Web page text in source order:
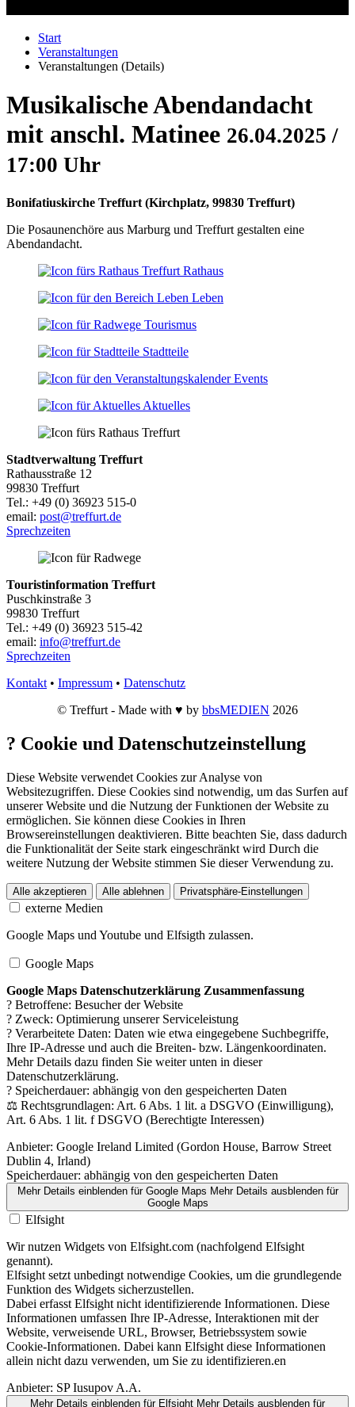
Start
Veranstaltungen
Veranstaltungen (Details)
Musikalische Abendandacht
mit anschl. Matinee 26.04.2025 /
17:00 Uhr
Bonifatiuskirche Treffurt (Kirchplatz, 99830 Treffurt)
Die Posaunenchöre aus Marburg und Treffurt gestalten eine
Abendandacht.
Rathaus
Leben
Tourismus
Stadtteile
Events
Aktuelles
Stadtverwaltung Treffurt
Rathausstraße 12
99830 Treffurt
Tel.: +49 (0) 36923 515-0
email: post@treffurt.de
Sprechzeiten
Touristinformation Treffurt
Puschkinstraße 3
99830 Treffurt
Tel.: +49 (0) 36923 515-42
email: info@treffurt.de
Sprechzeiten
Kontakt • Impressum • Datenschutz
© Treffurt - Made with ♥ by bbsMEDIEN 2026
? Cookie und Datenschutzeinstellung
Diese Website verwendet Cookies zur Analyse von
Websitezugriffen. Diese Cookies sind notwendig, um das Surfen auf
unserer Website und die Nutzung der Funktionen der Website zu
ermöglichen. Sie können diese Cookies in Ihren
Browsereinstellungen deaktivieren. Bitte beachten Sie, dass dadurch
die Funktionalität der Seite stark eingeschränkt wird Durch die
weitere Nutzung der Website stimmen Sie dieser Verwendung zu.
Alle akzeptieren Alle ablehnen Privatsphäre-Einstellungen
externe Medien
Google Maps und Youtube und Elfsigth zulassen.
Google Maps
Google Maps Datenschutzerklärung Zusammenfassung
? Betroffene: Besucher der Website
? Zweck: Optimierung unserer Serviceleistung
? Verarbeitete Daten: Daten wie etwa eingegebene Suchbegriffe,
Ihre IP-Adresse und auch die Breiten- bzw. Längenkoordinaten.
Mehr Details dazu finden Sie weiter unten in dieser
Datenschutzerklärung.
? Speicherdauer: abhängig von den gespeicherten Daten
⚖️ Rechtsgrundlagen: Art. 6 Abs. 1 lit. a DSGVO (Einwilligung),
Art. 6 Abs. 1 lit. f DSGVO (Berechtigte Interessen)
Anbieter: Google Ireland Limited (Gordon House, Barrow Street
Dublin 4, Irland)
Speicherdauer: abhängig von den gespeicherten Daten
Mehr Details einblendenfür Google Maps Mehr Details ausblendenfür
Google Maps
Elfsight
Wir nutzen Widgets von Elfsight.com (nachfolgend Elfsight
genannt).
Elfsight setzt unbedingt notwendige Cookies, um die grundlegende
Funktion des Widgets sicherzustellen.
Dabei erfasst Elfsight nicht identifizierende Informationen. Diese
Informationen umfassen Ihre IP-Adresse, Interaktionen mit der
Website, verweisende URL, Browser, Betriebssystem sowie
Cookie-Informationen. Dabei kann Elfsight diese Informationen
allein nicht dazu verwenden, um Sie zu identifizieren.en
Anbieter: SP Iusupov A.A.
Mehr Details einblenden für Elfsight Mehr Details ausblenden für